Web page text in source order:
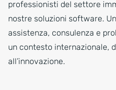
professionisti del settore
nostre soluzioni software.
assistenza, consulenza e
un contesto internazionale,
all’innovazione.